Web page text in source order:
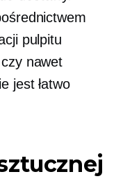
pulpitu
nawet
jest łatwo